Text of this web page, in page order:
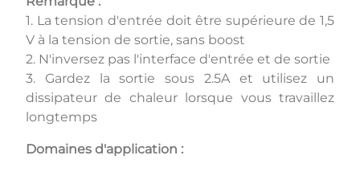
1. La tension d'entrée doit être supérieure de 1,5
V à la tension de sortie, sans boost
2. N'inversez pas l'interface d'entrée et de sortie
3. Gardez la sortie sous 2.5A et utilisez un
dissipateur de chaleur lorsque vous travaillez
longtemps
Domaines d'application :